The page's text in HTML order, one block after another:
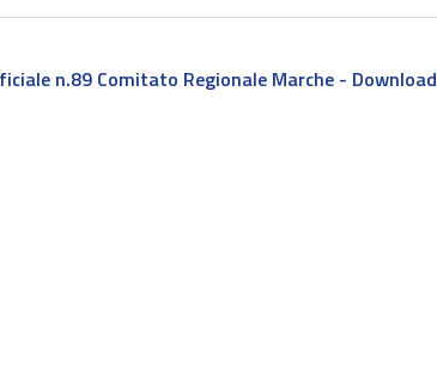
n.89 Comitato Regionale Marche - Download